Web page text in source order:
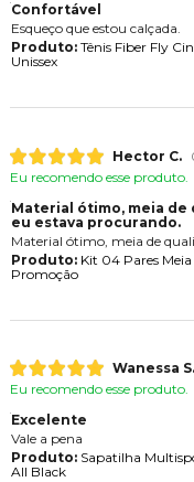
Confortável
Esqueço que estou calçada.
Produto:Tênis Fiber Fly
Unissex
Hector C.
Eu recomendo esse produto.
Material ótimo, meia de
eu estava procurando.
Material ótimo, meia de
Produto:Kit 04 Pares Meia
Promoção
Wanessa S.
Eu recomendo esse produto.
Excelente
Vale a pena
Produto:Sapatilha
All Black